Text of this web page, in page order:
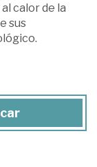
calor de la
sus